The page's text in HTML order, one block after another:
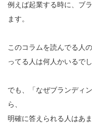
例えば起業する時に、ブ
ます。
このコラムを読んでる人
ってる人は何人かいるでし
でも、「なぜブランディ
ら、
明確に答えられる人はあ